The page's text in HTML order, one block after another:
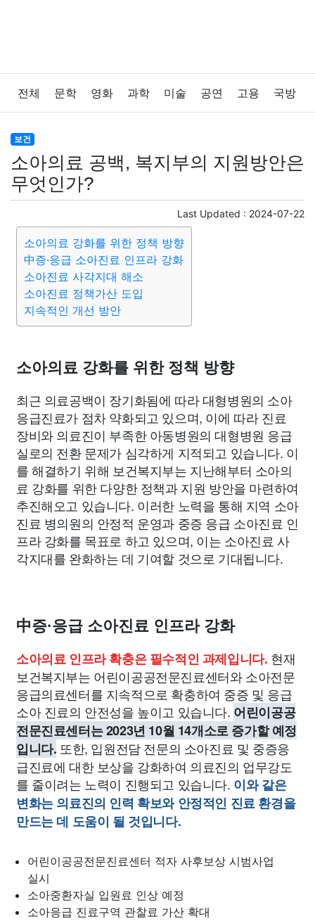
전체 문학 영화 과학 미술 공연 고용 국방
법률
보건 질병 가요 방송 일상 주식 암호화폐
반려동물 패션 미용
증권 인테리어 요리 상품리뷰
스포츠 사진 대출
맛집 IT 컴퓨터 기술 종교
의료 의학 경제 마케팅 부동산 외국어
교통 생활 기타
보건
소아의료 공백, 복지부의 지원방안은
무엇인가?
Last Updated : 2024-07-22
소아의료 강화를 위한 정책 방향
中증·응급 소아진료 인프라 강화
소아진료 사각지대 해소
소아진료 정책가산 도입
지속적인 개선 방안
소아의료 강화를 위한 정책 방향
최근 의료공백이 장기화됨에 따라 대형병원의 소아
응급진료가 점차 약화되고 있으며, 이에 따라 진료
장비와 의료진이 부족한 아동병원의 대형병원 응급
실로의 전환 문제가 심각하게 지적되고 있습니다. 이
를 해결하기 위해 보건복지부는 지난해부터 소아의
료 강화를 위한 다양한 정책과 지원 방안을 마련하여
추진해오고 있습니다. 이러한 노력을 통해 지역 소아
진료 병의원의 안정적 운영과 중증 응급 소아진료 인
프라 강화를 목표로 하고 있으며, 이는 소아진료 사
각지대를 완화하는 데 기여할 것으로 기대됩니다.
中증·응급 소아진료 인프라 강화
소아의료 인프라 확충은 필수적인 과제입니다. 현재
보건복지부는 어린이공공전문진료센터와 소아전문
응급의료센터를 지속적으로 확충하여 중증 및 응급
소아 진료의 안전성을 높이고 있습니다. 어린이공공
전문진료센터는 2023년 10월 14개소로 증가할 예정
입니다. 또한, 입원전담 전문의 소아진료 및 중증응
급진료에 대한 보상을 강화하여 의료진의 업무강도
를 줄이려는 노력이 진행되고 있습니다. 이와 같은
변화는 의료진의 인력 확보와 안정적인 진료 환경을
만드는 데 도움이 될 것입니다.
어린이공공전문진료센터 적자 사후보상 시범사업
실시
소아중환자실 입원료 인상 예정
소아응급 진료구역 관찰료 가산 확대